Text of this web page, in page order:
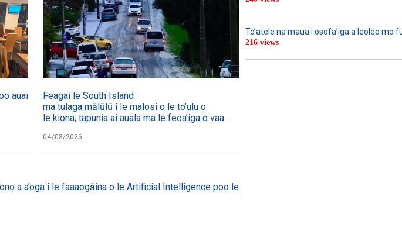
auai maiFeagai le South Island
ma tulaga mālūlū i le malosi o le to’ulu o
le kiona; tapunia ai auala ma le feoa’iga o vaa
04/08/2026
To’atele na maua i osofa’iga a leoleo mo
216 views
a a’oga i le faaaogāina o le Artificial Intelligence poo le